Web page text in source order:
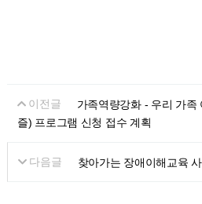
이전글
가족역량강화 - 우리 가족
즐) 프로그램 신청 접수 계획
다음글
찾아가는 장애이해교육